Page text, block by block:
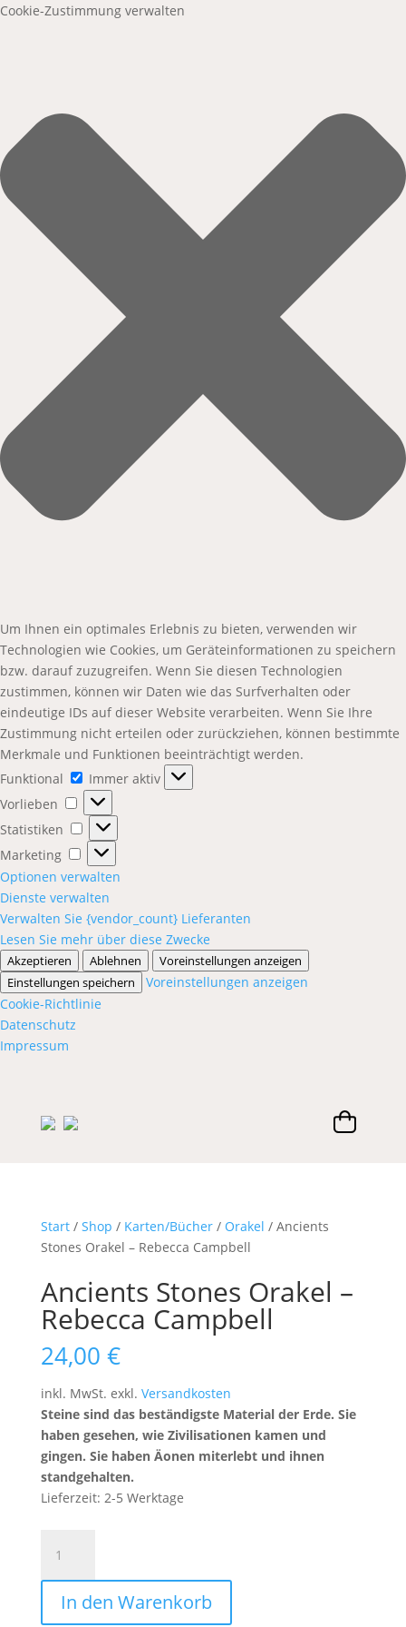
Cookie-Zustimmung verwalten
Um Ihnen ein optimales Erlebnis zu bieten, verwenden wir
Technologien wie Cookies, um Geräteinformationen zu speichern
bzw. darauf zuzugreifen. Wenn Sie diesen Technologien
zustimmen, können wir Daten wie das Surfverhalten oder
eindeutige IDs auf dieser Website verarbeiten. Wenn Sie Ihre
Zustimmung nicht erteilen oder zurückziehen, können bestimmte
Merkmale und Funktionen beeinträchtigt werden.
Funktional
Funktional
Immer aktiv
Vorlieben
Vorlieben
Statistiken
Statistiken
Marketing
Marketing
Optionen verwalten
Dienste verwalten
Verwalten Sie {vendor_count} Lieferanten
Lesen Sie mehr über diese Zwecke
Akzeptieren Ablehnen
Voreinstellungen anzeigen
Einstellungen speichern
Voreinstellungen anzeigen
Cookie-Richtlinie
Datenschutz
Impressum
Start/ Shop / Karten/Bücher/ Orakel / Ancients
Stones Orakel – Rebecca Campbell
Ancients Stones Orakel –
Rebecca Campbell
24,00 €
inkl. MwSt. exkl. Versandkosten
Steine sind das beständigste Material der Erde. Sie
haben gesehen, wie Zivilisationen kamen und
gingen. Sie haben Äonen miterlebt und ihnen
standgehalten.
Lieferzeit: 2-5 Werktage
Stones
Orakel
Rebecca
In den Warenkorb